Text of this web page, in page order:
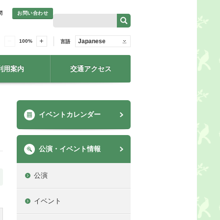
お問い合わせ
100% 言語 Japanese
用案内 交通アクセス
イベントカレンダー
公演・イベント情報
公演
イベント